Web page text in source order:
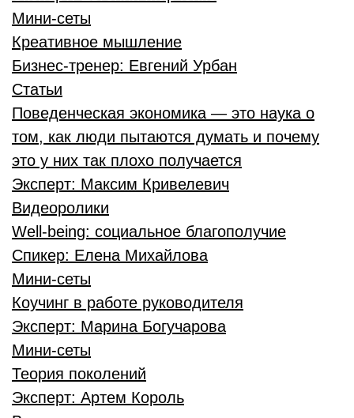
Мини-сеты
Креативное мышление
Бизнес-тренер: Евгений Урбан
Статьи
Поведенческая экономика — это наука о
том, как люди пытаются думать и почему
это у них так плохо получается
Эксперт: Максим Кривелевич
Видеоролики
Well-being: социальное благополучие
Спикер: Елена Михайлова
Мини-сеты
Коучинг в работе руководителя
Эксперт: Марина Богучарова
Мини-сеты
Теория поколений
Эксперт: Артем Король